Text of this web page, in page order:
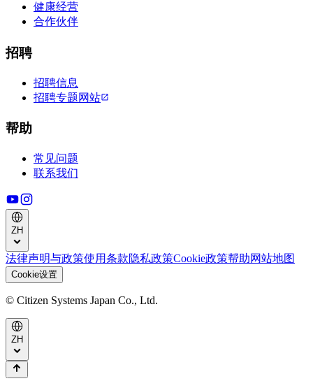
健康经营
合作伙伴
招聘
招聘信息
招聘专题网站
帮助
常见问题
联系我们
ZH
法律声明与政策使用条款隐私政策Cookie政策帮助网站地图
Cookie设置
© Citizen Systems Japan Co., Ltd.
ZH